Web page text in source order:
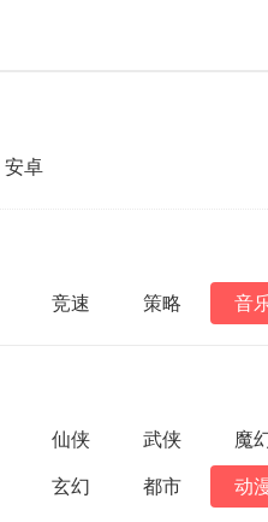
安卓
竞速 策略 音
仙侠 武侠 魔
玄幻 都市 动